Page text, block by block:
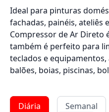
Ideal para pinturas
fachadas, painéis, ateliês
Compressor de Ar Direto
também é perfeito para
teclados e
balões, boias, piscinas,
Diária Semanal